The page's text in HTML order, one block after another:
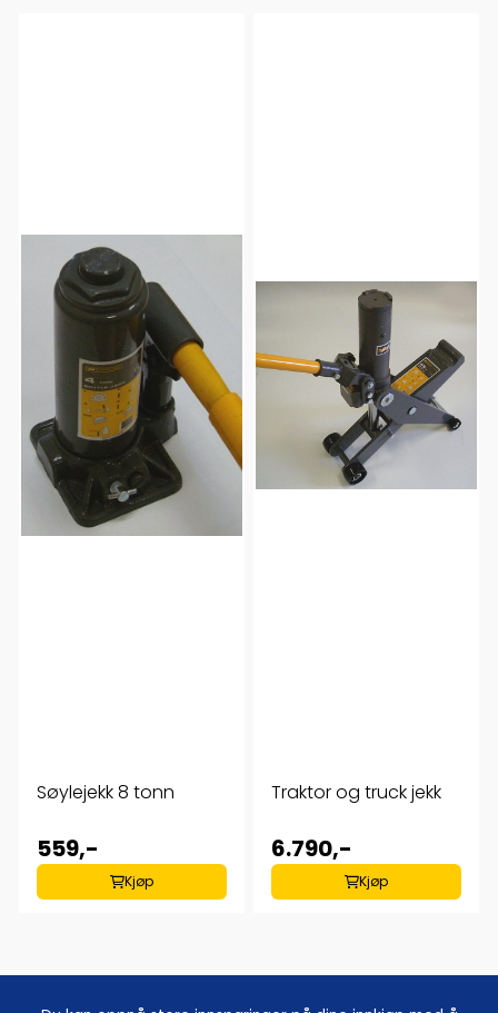
Søylejekk 8 tonn
559,-
Kjøp
Traktor og truck jekk
6.790,-
Kjøp